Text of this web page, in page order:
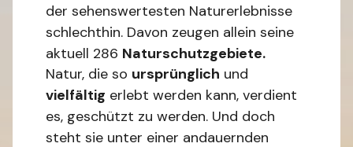
der sehenswertesten Naturerlebnisse
schlechthin. Davon zeugen allein seine
aktuell 286 Naturschutzgebiete.
Natur, die so ursprünglich und
vielfältig erlebt werden kann, verdient
es, geschützt zu werden. Und doch
steht sie unter einer andauernden